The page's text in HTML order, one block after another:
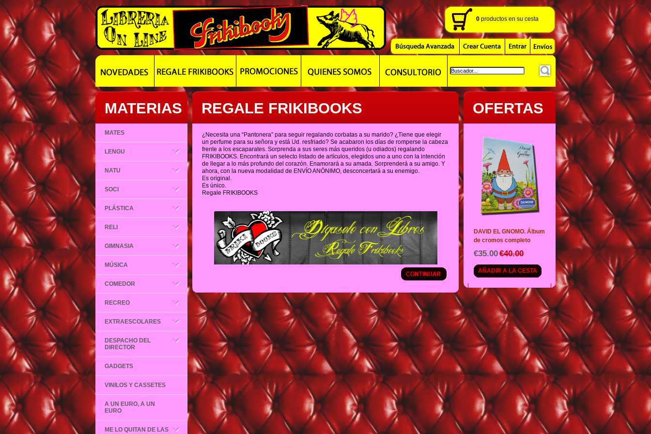
0 productos en su cesta
MATERIAS
MATES
LENGU
NATU
SOCI
PLÁSTICA
RELI
GIMNASIA
MÚSICA
COMEDOR
RECREO
EXTRAESCOLARES
DESPACHO DEL
DIRECTOR
GADGETS
VINILOS Y CASSETES
A UN EURO, A UN
EURO
ME LO QUITAN DE LAS
REGALE FRIKIBOOKS
¿Necesita una “Pantonera” para seguir regalando corbatas a su marido? ¿Tiene que elegir
un perfume para su señora y está Ud. resfriado? Se acabaron los días de romperse la cabeza
frente a los escaparates. Sorprenda a sus seres más queridos (u odiados) regalando
FRIKIBOOKS. Encontrará un selecto listado de artículos, elegidos uno a uno con la intención
de llegar a lo más profundo del corazón. Enamorará a su amada. Sorprenderá a su amigo. Y
ahora, con la nueva modalidad de ENVÍO ANÓNIMO, desconcertará a su enemigo.
Es original.
Es único.
Regale FRIKIBOOKS
OFERTAS
DAVID EL GNOMO. Álbum
de cromos completo
€35.00€40.00
AÑADIR A LA CESTA